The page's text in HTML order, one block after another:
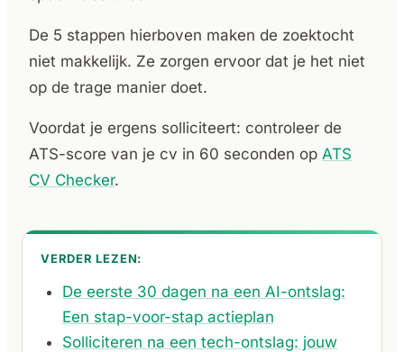
De 5 stappen hierboven maken de zoektocht
niet makkelijk. Ze zorgen ervoor dat je het niet
op de trage manier doet.
Voordat je ergens solliciteert: controleer de
ATS-score van je cv in 60 seconden op ATS
CV Checker.
VERDER LEZEN:
De eerste 30 dagen na een AI-ontslag:
Een stap-voor-stap actieplan
Solliciteren na een tech-ontslag: jouw